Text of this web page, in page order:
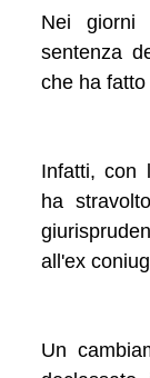
Nei giorni
sentenza
che ha
Infatti, con
ha
all'ex
Un